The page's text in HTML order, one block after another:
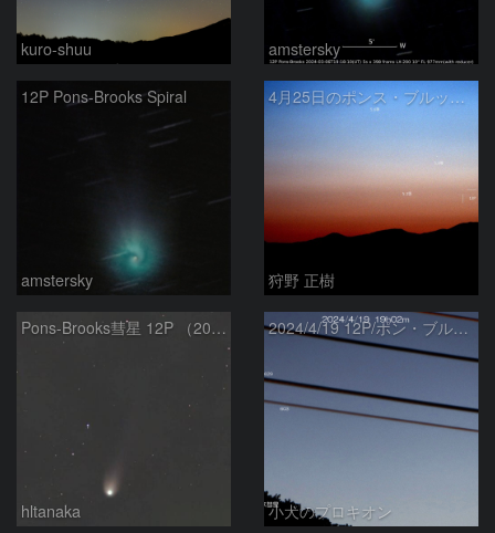
kuro-shuu amstersky
12P Pons-Brooks Spiral
amstersky
4月25日のポンス・ブルックス彗星(12P)
狩野 正樹
Pons-Brooks彗星 12P （2024/04/08） 米国テキサス州
hltanaka
2024/4/19 12P/ポン・ブルックス彗星・木星・天王星
小犬のプロキオン